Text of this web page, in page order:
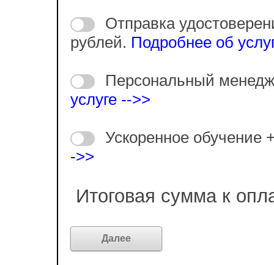
Отправка
рублей. Подробнее об
Персональный
услуге -->>
Ускоренное обучение
->>
Итоговая сумма к